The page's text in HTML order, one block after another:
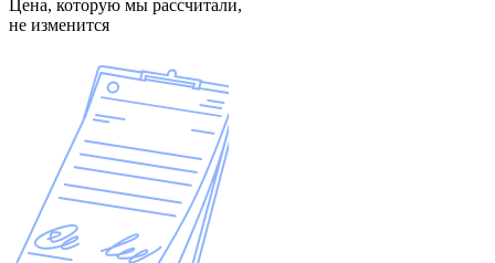
Цена, которую мы рассчитали,
не изменится